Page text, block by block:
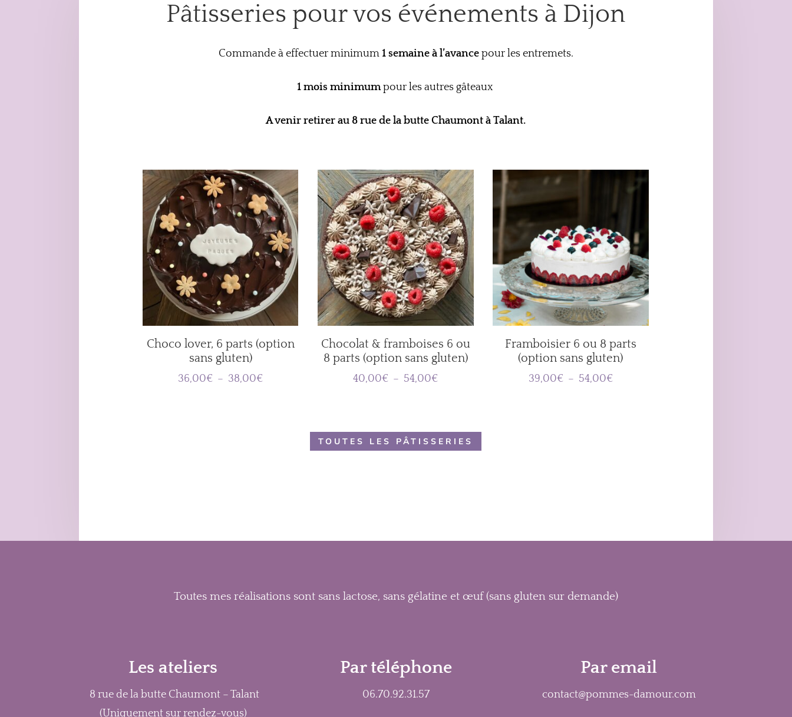
Pâtisseries pour vos événements à Dijon
Commande à effectuer minimum 1 semaine à l’avancepour les entremets.
1 mois minimumpour les autres gâteaux
A venir retirer au 8 rue de la butte Chaumont à Talant.
Choco lover, 6 parts (option
sans gluten)
36,00€ – 38,00€Plage
Chocolat & framboises 6 ou
8 parts (option sans gluten)
40,00€ – 54,00€Plage
à
54,00€
Framboisier 6 ou 8 parts
(option sans gluten)
39,00€ – 54,00€Plage
TOUTES LES PÂTISSERIES
Toutes mes réalisations sont sans lactose, sans gélatine et œuf (sans gluten sur demande)
Les ateliers
8 rue de la butte Chaumont – Talant
(Uniquement sur rendez-vous)
Par téléphone
06.70.92.31.57
Par email
contact@pommes-damour.com